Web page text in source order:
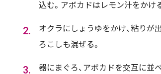
込む。アボカドはレモン汁をかけ
オクラにしょうゆをかけ、粘りが
ろこしも混ぜる。
器にまぐろ、アボカドを交互に並